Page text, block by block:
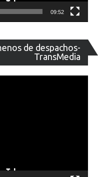
09:52
de despachos-
TransMedia
de